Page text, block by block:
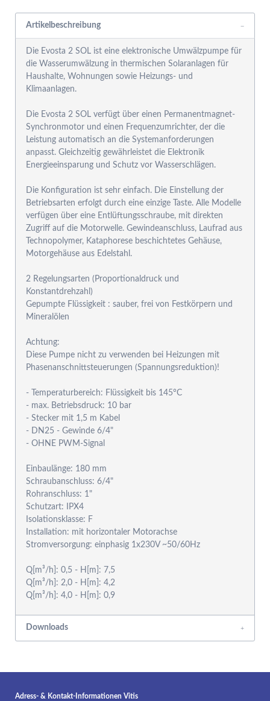
Artikelbeschreibung
Die Evosta 2 SOL ist eine elektronische Umwälzpumpe für
die Wasserumwälzung in thermischen Solaranlagen für
Haushalte, Wohnungen sowie Heizungs- und
Klimaanlagen.
Die Evosta 2 SOL verfügt über einen Permanentmagnet-
Synchronmotor und einen Frequenzumrichter, der die
Leistung automatisch an die Systemanforderungen
anpasst. Gleichzeitig gewährleistet die Elektronik
Energieeinsparung und Schutz vor Wasserschlägen.
Die Konfiguration ist sehr einfach. Die Einstellung der
Betriebsarten erfolgt durch eine einzige Taste. Alle Modelle
verfügen über eine Entlüftungsschraube, mit direkten
Zugriff auf die Motorwelle. Gewindeanschluss, Laufrad aus
Technopolymer, Kataphorese beschichtetes Gehäuse,
Motorgehäuse aus Edelstahl.
2 Regelungsarten (Proportionaldruck und
Konstantdrehzahl)
Gepumpte Flüssigkeit : sauber, frei von Festkörpern und
Mineralölen
Achtung:
Diese Pumpe nicht zu verwenden bei Heizungen mit
Phasenanschnittsteuerungen (Spannungsreduktion)!
- Temperaturbereich: Flüssigkeit bis 145°C
- max. Betriebsdruck: 10 bar
- Stecker mit 1,5 m Kabel
- DN25 - Gewinde 6/4"
- OHNE PWM-Signal
Einbaulänge: 180 mm
Schraubanschluss: 6/4"
Rohranschluss: 1"
Schutzart: IPX4
Isolationsklasse: F
Installation: mit horizontaler Motorachse
Stromversorgung: einphasig 1x230V ~50/60Hz
Q[m³/h]: 0,5 - H[m]: 7,5
Q[m³/h]: 2,0 - H[m]: 4,2
Downloads
Adress- & Kontakt-Informationen Vitis